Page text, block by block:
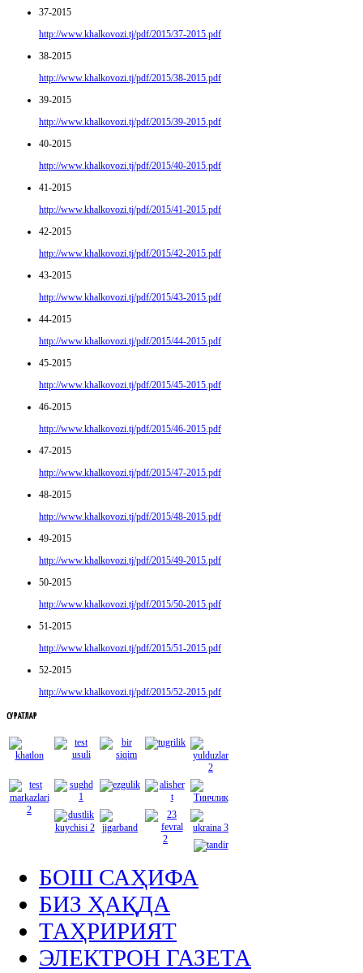
37-2015
http://www.khalkovozi.tj/pdf/2015/37-2015.pdf
38-2015
http://www.khalkovozi.tj/pdf/2015/38-2015.pdf
39-2015
http://www.khalkovozi.tj/pdf/2015/39-2015.pdf
40-2015
http://www.khalkovozi.tj/pdf/2015/40-2015.pdf
41-2015
http://www.khalkovozi.tj/pdf/2015/41-2015.pdf
42-2015
http://www.khalkovozi.tj/pdf/2015/42-2015.pdf
43-2015
http://www.khalkovozi.tj/pdf/2015/43-2015.pdf
44-2015
http://www.khalkovozi.tj/pdf/2015/44-2015.pdf
45-2015
http://www.khalkovozi.tj/pdf/2015/45-2015.pdf
46-2015
http://www.khalkovozi.tj/pdf/2015/46-2015.pdf
47-2015
http://www.khalkovozi.tj/pdf/2015/47-2015.pdf
48-2015
http://www.khalkovozi.tj/pdf/2015/48-2015.pdf
49-2015
http://www.khalkovozi.tj/pdf/2015/49-2015.pdf
50-2015
http://www.khalkovozi.tj/pdf/2015/50-2015.pdf
51-2015
http://www.khalkovozi.tj/pdf/2015/51-2015.pdf
52-2015
http://www.khalkovozi.tj/pdf/2015/52-2015.pdf
СУРАТЛАР
БОШ САҲИФА
БИЗ ҲАҚДА
ТАҲРИРИЯТ
ЭЛЕКТРОН ГАЗЕТА